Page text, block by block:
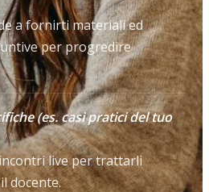
a fornirti materiali ed
per progredire
(es. casi pratici del tuo
live per trattarli
docente.